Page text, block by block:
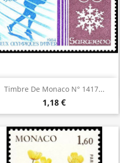
Timbre De Monaco N° 1417...
1,18 €
Aperçu rapide